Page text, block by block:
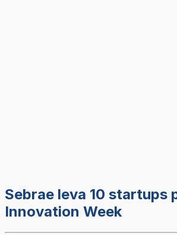
Sebrae leva 10 startups
Innovation Week